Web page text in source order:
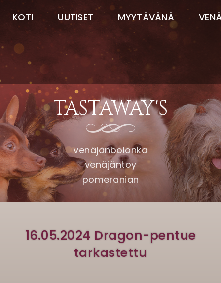
KOTI UUTISET MYYTÄVÄNÄ
TASTAWAY'S
venäjänbolonka
venäjäntoy
pomeranian
16.05.2024 Dragon-pentue
tarkastettu